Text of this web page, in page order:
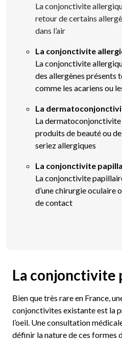
La conjonctivite
retour de certains
dans l’air
La conjonctivite
La conjonctivite
des allergènes présents
comme les acariens ou
La
La
produits de beauté ou
seriez allergiques
La conjonctivite
La conjonctivite
d’une chirurgie oculaire
de contact
La conjonctivite
Bien que très rare en France,
conjonctivites existante est la
l’oeil. Une consultation
définir la nature de ces formes